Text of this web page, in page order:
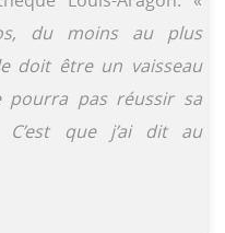
du moins au plus
doit être un vaisseau
pas réussir sa
C’est que j’ai dit au